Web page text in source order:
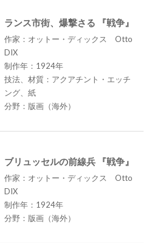
ランス市街、爆撃さる 『戦争』
作家：オットー・ディックス Otto
DIX
制作年：1924年
技法、材質：アクアチント・エッチ
ング、紙
分野：版画（海外）
ブリュッセルの前線兵 『戦争』
作家：オットー・ディックス Otto
DIX
制作年：1924年
分野：版画（海外）